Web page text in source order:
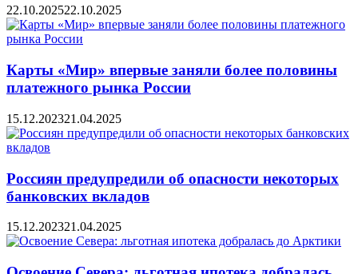
22.10.202522.10.2025
Карты «Мир» впервые заняли более половины
платежного рынка России
15.12.202321.04.2025
Россиян предупредили об опасности некоторых
банковских вкладов
15.12.202321.04.2025